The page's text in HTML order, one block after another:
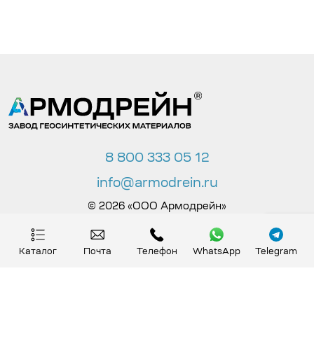
8 800 333 05 12
info@armodrein.ru
© 2026 «ООО Армодрейн»
Политика в отношении обработки персональных
данных
Каталог Почта Телефон WhatsApp Telegram